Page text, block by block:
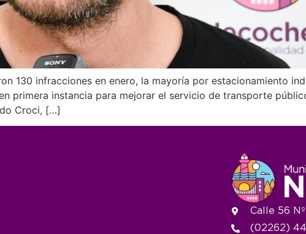
130 infracciones en enero, la mayoría por estacionamiento
primera instancia para mejorar el servicio de transporte
Croci, […]
Calle 56
(02262)